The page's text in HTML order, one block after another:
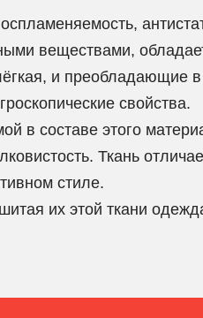
веществами,
и преобладающие
свойства.
в составе этого
Ткань
стиле.
их этой ткани